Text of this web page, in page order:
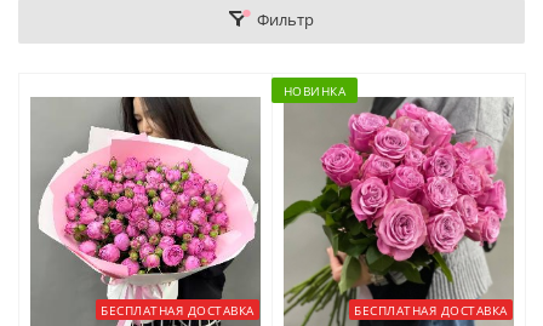
Фильтр
БЕСПЛАТНАЯ ДОСТАВКА
НОВИНКА
БЕСПЛАТНАЯ ДОСТАВКА